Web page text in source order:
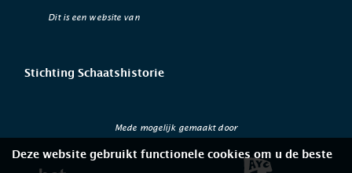
Dit is een website van
Stichting Schaatshistorie
Mede mogelijk gemaakt door
Deze website gebruikt functionele cookies om u de beste